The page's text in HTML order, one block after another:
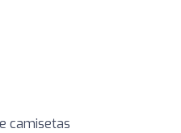
camisetas